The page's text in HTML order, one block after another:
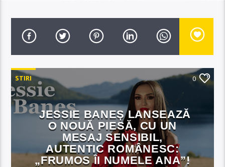
STIRI 0
JESSIE BANEȘ LANSEAZĂ
O NOUĂ PIESĂ, CU UN
MESAJ SENSIBIL,
AUTENTIC ROMÂNESC:
„FRUMOS ÎI NUMELE ANA”!